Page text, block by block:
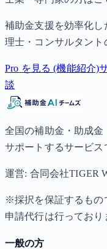
補助金支援を効率化
理士・コンサルタント
Pro を見る (機能紹介)
談
全国の補助金・助成
サポートするサービス
運営: 合同会社TIGER
※採択を保証するもの
申請代行は行っており
一般の方